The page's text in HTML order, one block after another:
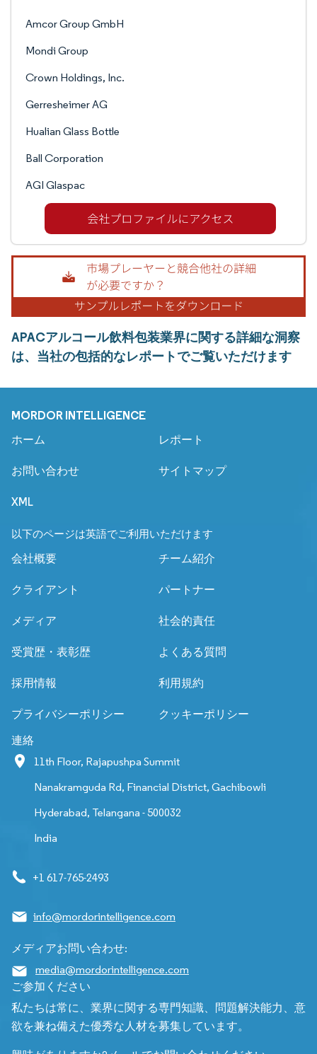
Amcor Group GmbH
Mondi Group
Crown Holdings, Inc.
Gerresheimer AG
Hualian Glass Bottle
Ball Corporation
AGI Glaspac
APACアルコール飲料包装業界に関する詳細な洞察
は、当社の包括的なレポートでご覧いただけます
MORDOR INTELLIGENCE
ホーム レポート
お問い合わせ サイトマップ
XML
以下のページは英語でご利用いただけます
会社概要 チーム紹介
クライアント パートナー
メディア 社会的責任
受賞歴・表彰歴 よくある質問
採用情報 利用規約
プライバシーポリシー クッキーポリシー
連絡
11th Floor, Rajapushpa Summit
Nanakramguda Rd, Financial District, Gachibowli
Hyderabad, Telangana - 500032
India
+1 617-765-2493
info@mordorintelligence.com
メディアお問い合わせ:
media@mordorintelligence.com
ご参加ください
私たちは常に、業界に関する専門知識、問題解決能力、意
欲を兼ね備えた優秀な人材を募集しています。